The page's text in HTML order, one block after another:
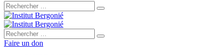
Rechercher :
Rechercher :
Faire un don